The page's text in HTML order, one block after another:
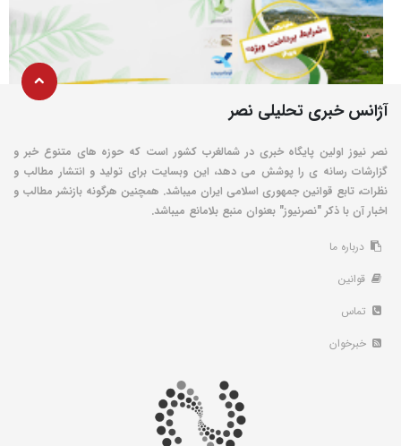
آژانس خبری تحلیلی نصر
نصر نیوز اولین پایگاه خبری در شمالغرب کشور است که حوزه های متنوع خبر و
گزارشات رسانه ی را پوشش می دهد، این وبسایت برای تولید و انتشار مطالب و
نظرات، تابع قوانین جمهوری اسلامی ایران میباشد. همچنین هرگونه بازنشر مطالب و
اخبار آن با ذکر "نصرنیوز" بعنوان منبع بلامانع میباشد.
درباره ما
قوانین
تماس
خبرخوان